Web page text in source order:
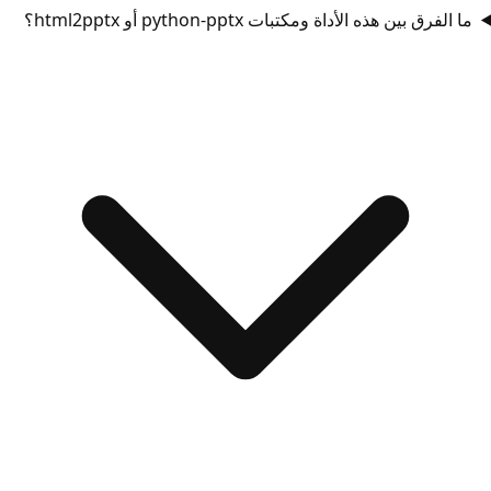
ما الفرق بين هذه الأداة ومكتبات python-pptx أو html2pptx؟